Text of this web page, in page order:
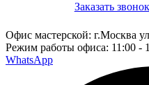
Заказать звонок
Офис мастерской: г.Москва
Режим работы офиса: 11:00 -
WhatsApp